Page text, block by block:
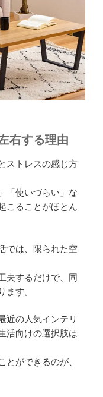
右する理由
ストレスの感じ方
「使いづらい」な
こることがほとん
では、限られた空
夫するだけで、同
ます。
近の人気インテリ
活向けの選択肢は
とができるのが、